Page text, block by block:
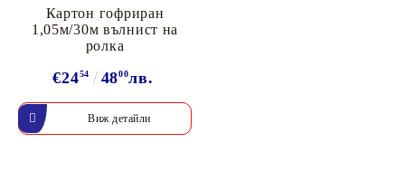
Картон гофриран
1,05м/30м вълнист на
ролка
€2454 4800лв.
Виж детайли